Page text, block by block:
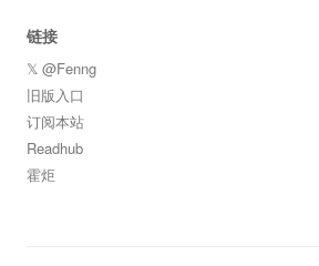
链接
𝕏 @Fenng
旧版入口
订阅本站
Readhub
霍炬